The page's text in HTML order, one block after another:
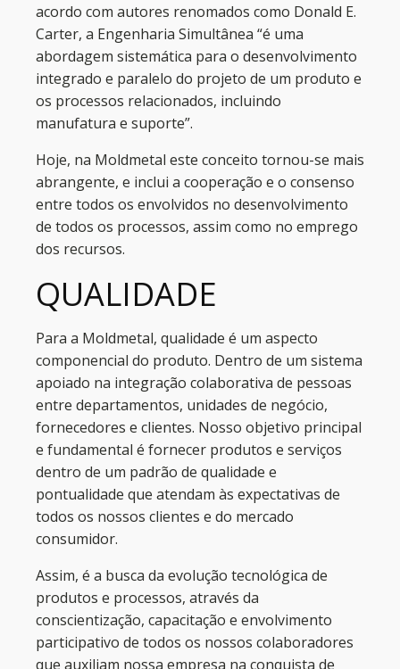
acordo com autores renomados como Donald E.
Carter, a Engenharia Simultânea “é uma
abordagem sistemática para o desenvolvimento
integrado e paralelo do projeto de um produto e
os processos relacionados, incluindo
manufatura e suporte”.
Hoje, na Moldmetal este conceito tornou-se mais
abrangente, e inclui a cooperação e o consenso
entre todos os envolvidos no desenvolvimento
de todos os processos, assim como no emprego
dos recursos.
QUALIDADE
Para a Moldmetal, qualidade é um aspecto
componencial do produto. Dentro de um sistema
apoiado na integração colaborativa de pessoas
entre departamentos, unidades de negócio,
fornecedores e clientes. Nosso objetivo principal
e fundamental é fornecer produtos e serviços
dentro de um padrão de qualidade e
pontualidade que atendam às expectativas de
todos os nossos clientes e do mercado
consumidor.
Assim, é a busca da evolução tecnológica de
produtos e processos, através da
conscientização, capacitação e envolvimento
participativo de todos os nossos colaboradores
que auxiliam nossa empresa na conquista de